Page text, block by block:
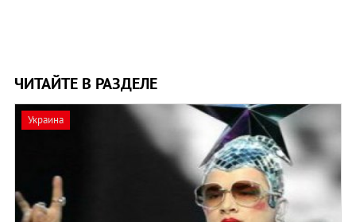
ЧИТАЙТЕ В РАЗДЕЛЕ
Украина